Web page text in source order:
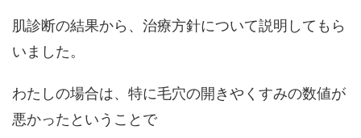
肌診断の結果から、治療方針について説明してもら
いました。
わたしの場合は、特に毛穴の開きやくすみの数値が
悪かったということで